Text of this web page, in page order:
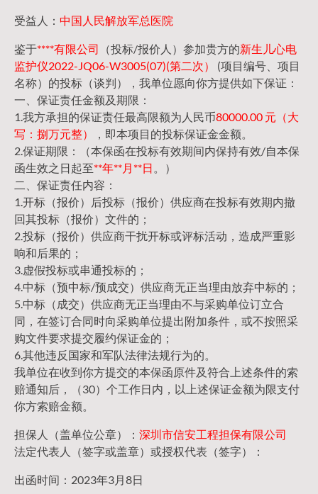
受益人： 中国人民解放军总医院
鉴于****有限公司 （投标/报价人）参加贵方的新生儿心电
监护仪2022-JQ06-W3005(07)(第二次）
(项目编号、项目
名称）的投标（谈判），我单位愿向你方提供如下保证：
一、保证责任金额及期限：
1.我方承担的保证责任最高限额为人民币80000.00 元（大
写：捌万元整）
，即本项目的投标保证金金额。
2.保证期限：（本保函在投标有效期间内保持有效/自本保
函生效之日起至**年**月**日 。）
二、保证责任内容：
1.开标（报价）后投标（报价）供应商在投标有效期内撤
回其投标（报价）文件的；
2.投标（报价）供应商干扰开标或评标活动，造成严重影
响和后果的；
3.虚假投标或串通投标的；
4.中标（预中标/预成交）供应商无正当理由放弃中标的；
5.中标（成交）供应商无正当理由不与采购单位订立合
同，在签订合同时向采购单位提出附加条件，或不按照采
购文件要求提交履约保证金的；
6.其他违反国家和军队法律法规行为的。
我单位在收到你方提交的本保函原件及符合上述条件的索
赔通知后，（30）个工作日内，以上述保证金额为限支付
你方索赔金额。
担保人（盖单位公章）： 深圳市信安工程担保有限公司
法定代表人（签字或盖章）或授权代表（签字）：
出函时间：2023年3月8日